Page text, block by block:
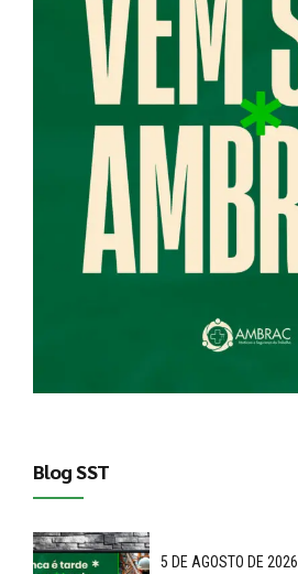
Blog SST
5 DE AGOSTO DE 2026